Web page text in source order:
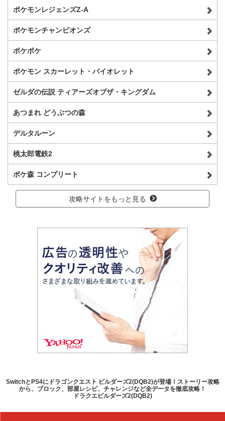
ポケモンレジェンズZ-A
ポケモンチャンピオンズ
ポケポケ
ポケモン スカーレット・バイオレット
ゼルダの伝説 ティアーズオブザ・キングダム
あつまれ どうぶつの森
デルタルーン
桃太郎電鉄2
ポケ森 コンプリート
攻略サイトをもっと見る
SwitchとPS4にドラゴンクエスト ビルダーズ2(DQB2)が登場！ストーリー攻略
から、ブロック、部屋レシピ、チャレンジなど全データを徹底攻略！
ドラクエビルダーズ2(DQB2)